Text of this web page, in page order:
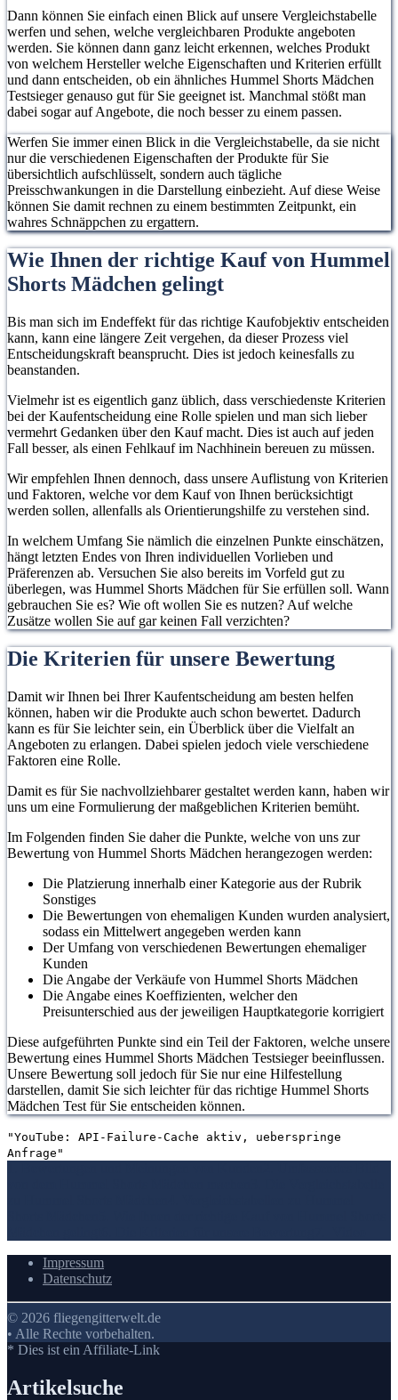
Dann können Sie einfach einen Blick auf unsere Vergleichstabelle
werfen und sehen, welche vergleichbaren Produkte angeboten
werden. Sie können dann ganz leicht erkennen, welches Produkt
von welchem Hersteller welche Eigenschaften und Kriterien erfüllt
und dann entscheiden, ob ein ähnliches Hummel Shorts Mädchen
Testsieger genauso gut für Sie geeignet ist. Manchmal stößt man
dabei sogar auf Angebote, die noch besser zu einem passen.
Werfen Sie immer einen Blick in die Vergleichstabelle, da sie nicht
nur die verschiedenen Eigenschaften der Produkte für Sie
übersichtlich aufschlüsselt, sondern auch tägliche
Preisschwankungen in die Darstellung einbezieht. Auf diese Weise
können Sie damit rechnen zu einem bestimmten Zeitpunkt, ein
wahres Schnäppchen zu ergattern.
Wie Ihnen der richtige Kauf von Hummel
Shorts Mädchen gelingt
Bis man sich im Endeffekt für das richtige Kaufobjektiv entscheiden
kann, kann eine längere Zeit vergehen, da dieser Prozess viel
Entscheidungskraft beansprucht. Dies ist jedoch keinesfalls zu
beanstanden.
Vielmehr ist es eigentlich ganz üblich, dass verschiedenste Kriterien
bei der Kaufentscheidung eine Rolle spielen und man sich lieber
vermehrt Gedanken über den Kauf macht. Dies ist auch auf jeden
Fall besser, als einen Fehlkauf im Nachhinein bereuen zu müssen.
Wir empfehlen Ihnen dennoch, dass unsere Auflistung von Kriterien
und Faktoren, welche vor dem Kauf von Ihnen berücksichtigt
werden sollen, allenfalls als Orientierungshilfe zu verstehen sind.
In welchem Umfang Sie nämlich die einzelnen Punkte einschätzen,
hängt letzten Endes von Ihren individuellen Vorlieben und
Präferenzen ab. Versuchen Sie also bereits im Vorfeld gut zu
überlegen, was Hummel Shorts Mädchen für Sie erfüllen soll. Wann
gebrauchen Sie es? Wie oft wollen Sie es nutzen? Auf welche
Zusätze wollen Sie auf gar keinen Fall verzichten?
Die Kriterien für unsere Bewertung
Damit wir Ihnen bei Ihrer Kaufentscheidung am besten helfen
können, haben wir die Produkte auch schon bewertet. Dadurch
kann es für Sie leichter sein, ein Überblick über die Vielfalt an
Angeboten zu erlangen. Dabei spielen jedoch viele verschiedene
Faktoren eine Rolle.
Damit es für Sie nachvollziehbarer gestaltet werden kann, haben wir
uns um eine Formulierung der maßgeblichen Kriterien bemüht.
Im Folgenden finden Sie daher die Punkte, welche von uns zur
Bewertung von Hummel Shorts Mädchen herangezogen werden:
Die Platzierung innerhalb einer Kategorie aus der Rubrik
Sonstiges
Die Bewertungen von ehemaligen Kunden wurden analysiert,
sodass ein Mittelwert angegeben werden kann
Der Umfang von verschiedenen Bewertungen ehemaliger
Kunden
Die Angabe der Verkäufe von Hummel Shorts Mädchen
Die Angabe eines Koeffizienten, welcher den
Preisunterschied aus der jeweiligen Hauptkategorie korrigiert
Diese aufgeführten Punkte sind ein Teil der Faktoren, welche unsere
Bewertung eines Hummel Shorts Mädchen Testsieger beeinflussen.
Unsere Bewertung soll jedoch für Sie nur eine Hilfestellung
darstellen, damit Sie sich leichter für das richtige Hummel Shorts
Mädchen Test für Sie entscheiden können.
"YouTube: API-Failure-Cache aktiv, ueberspringe
Anfrage"
Impressum
Datenschutz
© 2026 fliegengitterwelt.de
• Alle Rechte vorbehalten.
* Dies ist ein Affiliate-Link
Artikelsuche